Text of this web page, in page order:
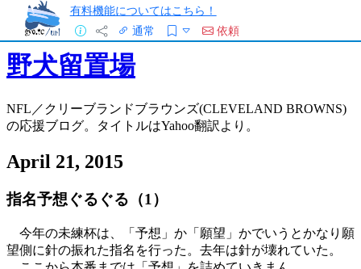
有料機能についてはこちら！
通常
依頼